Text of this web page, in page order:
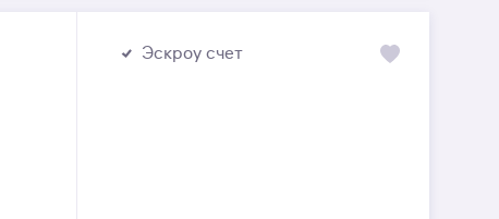
Эскроу счет